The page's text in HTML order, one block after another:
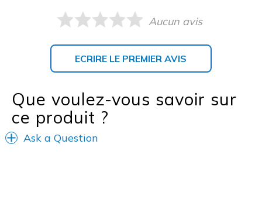
Aucun avis
ECRIRE LE PREMIER AVIS
Que voulez-vous savoir sur
ce produit ?
Ask a Question